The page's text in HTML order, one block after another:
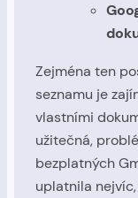
Zejména ten
seznamu je
vlastními
užitečná,
bezplatných
uplatnila